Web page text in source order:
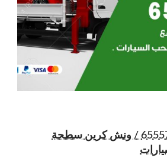
ونش هدية / 65557275 / ونش كرين سطحة